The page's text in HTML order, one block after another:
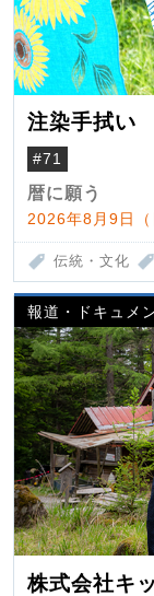
注染手拭い
#71
暦に願う
2026年8月9日
伝統・文化
報道・ドキュメ
株式会社